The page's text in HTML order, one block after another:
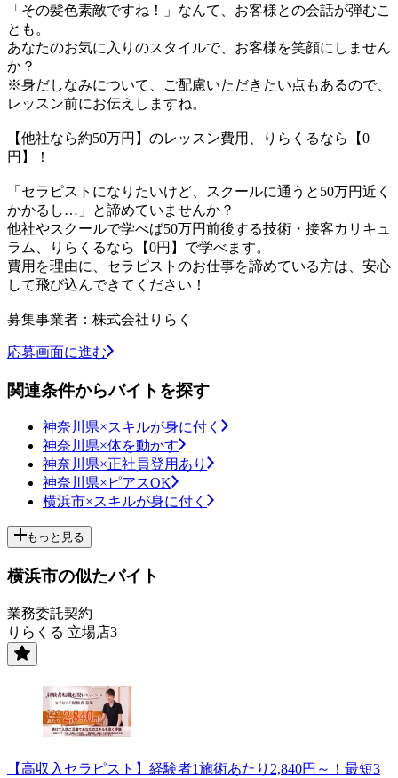
「その髪色素敵ですね！」なんて、お客様との会話が弾むこ
とも。
あなたのお気に入りのスタイルで、お客様を笑顔にしません
か？
※身だしなみについて、ご配慮いただきたい点もあるので、
レッスン前にお伝えしますね。
【他社なら約50万円】のレッスン費用、りらくるなら【0
円】！
「セラピストになりたいけど、スクールに通うと50万円近く
かかるし…」と諦めていませんか？
他社やスクールで学べば50万円前後する技術・接客カリキュ
ラム、りらくるなら【0円】で学べます。
費用を理由に、セラピストのお仕事を諦めている方は、安心
して飛び込んできてください！
募集事業者：株式会社りらく
応募画面に進む
関連条件からバイトを探す
神奈川県×スキルが身に付く
神奈川県×体を動かす
神奈川県×正社員登用あり
神奈川県×ピアスOK
横浜市×スキルが身に付く
もっと見る
横浜市の似たバイト
業務委託契約
りらくる 立場店3
【高収入セラピスト】経験者1施術あたり2,840円～！最短3